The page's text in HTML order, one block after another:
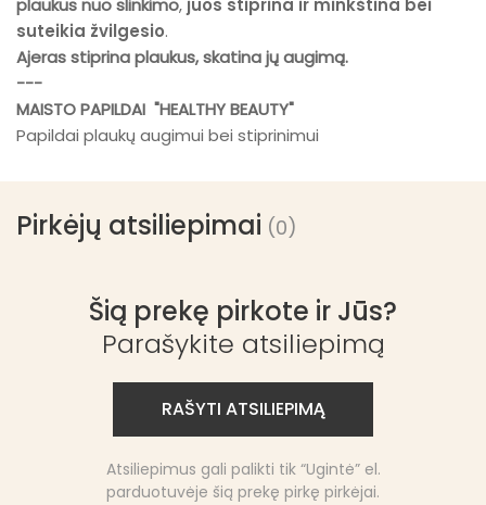
plaukus nuo slinkimo, juos stiprina ir minkština bei
suteikia žvilgesio.
Ajeras stiprinaplaukus, skatina jų augimą.
---
MAISTO PAPILDAI "HEALTHY BEAUTY"
Papildai plaukų augimui bei stiprinimui
Pirkėjų atsiliepimai (0)
Šią prekę pirkote ir Jūs?
Parašykite atsiliepimą
RAŠYTI ATSILIEPIMĄ
Atsiliepimus gali palikti tik “Ugintė” el.
parduotuvėje šią prekę pirkę pirkėjai.